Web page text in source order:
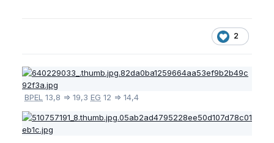
2
BPEL 13,8 => 19,3 EG 12 => 14,4